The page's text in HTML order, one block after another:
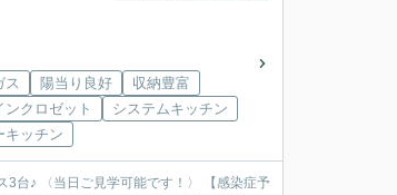
ス 陽当り良好
収納豊富
ンクロゼット
システムキッチン
キッチン
3台♪ 〈当日ご見学可能です！〉 【感染症予